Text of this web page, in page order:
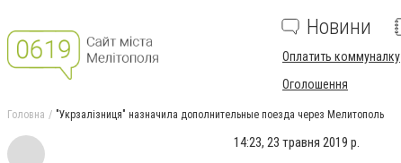
Новини
Оплатить коммуналку
Оголошення
Головна "Укрзалізниця" назначила дополнительные поезда через Мелитополь
14:23, 23 травня 2019 р.